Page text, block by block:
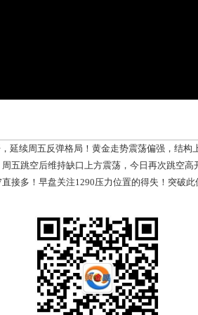
续周五反弹格局！黄金走势震荡偏强，结构
五跳空后维持缺口上方震荡，今日再次跳空
接多！早盘关注1290压力位置的得失！突破